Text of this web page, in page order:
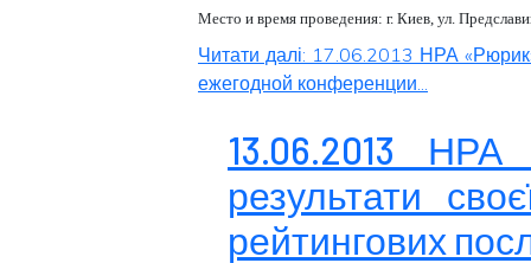
Место и время проведения: г. Киев, ул.
Читати далі: 17.06.2013 НРА
ежегодной конференции...
13.06.2013
результати
рейтингових